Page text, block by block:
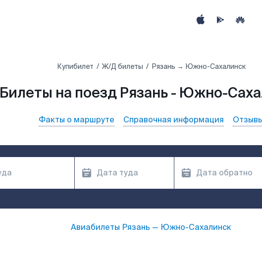
Купибилет Ж/Д билеты Рязань → Южно-Сахалинск
Билеты на поезд Рязань - Южно-
Факты о маршруте Справочная информация
Авиабилеты Рязань — Южно-Сахалинск